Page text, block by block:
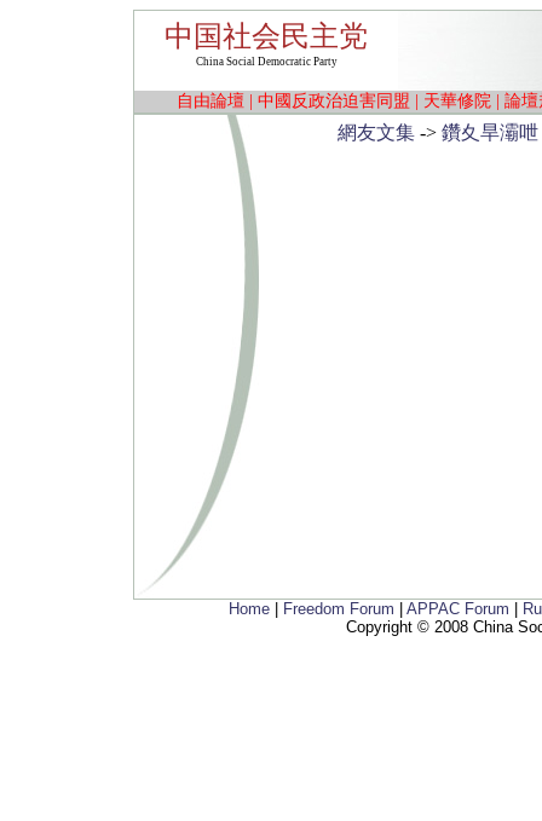
中国社会民主党
China Social Democratic Party
自由論壇 中國反政治迫害同盟 天華修院| 論壇
網友文集 -> 鑽夊旱灞
Home| Freedom Forum APPAC Forum
Copyright © 2008 China